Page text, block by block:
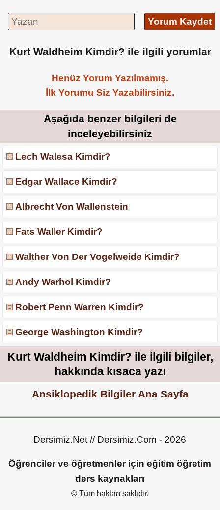
Yorum Kaydet
Kurt Waldheim Kimdir? ile ilgili yorumlar
Henüz Yorum Yazılmamış.
İlk Yorumu Siz Yazabilirsiniz.
Aşağıda benzer bilgileri de
inceleyebilirsiniz
Lech Walesa Kimdir?
Edgar Wallace Kimdir?
Albrecht Von Wallenstein
Fats Waller Kimdir?
Walther Von Der Vogelweide Kimdir?
Andy Warhol Kimdir?
Robert Penn Warren Kimdir?
George Washington Kimdir?
Kurt Waldheim Kimdir? ile ilgili bilgiler,
hakkında kısaca yazı
Ansiklopedik Bilgiler Ana Sayfa
Dersimiz.Net // Dersimiz.Com - 2026
Öğrenciler ve öğretmenler için eğitim öğretim
ders kaynakları
© Tüm hakları saklıdır.